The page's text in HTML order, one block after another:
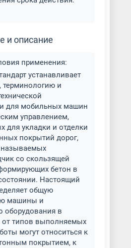
и описание
применения:
устанавливает
терминологию и
для мобильных машин
управлением,
для укладки и отделки
покрытий дорог,
называемых
со скользящей
бетон в
Настоящий
общую
машины и
оборудования в
от типов выполняемых
могут относиться к
покрытием, к